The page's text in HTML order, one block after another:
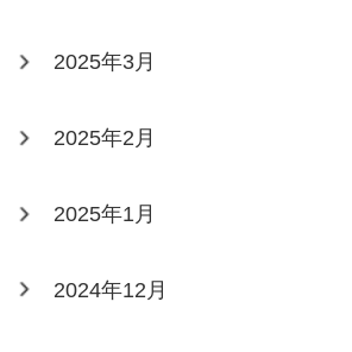
2025年3月
2025年2月
2025年1月
2024年12月